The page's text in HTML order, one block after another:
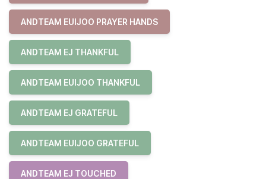
ANDTEAM EUIJOO PRAYER HANDS
ANDTEAM EJ THANKFUL
ANDTEAM EUIJOO THANKFUL
ANDTEAM EJ GRATEFUL
ANDTEAM EUIJOO GRATEFUL
ANDTEAM EJ TOUCHED